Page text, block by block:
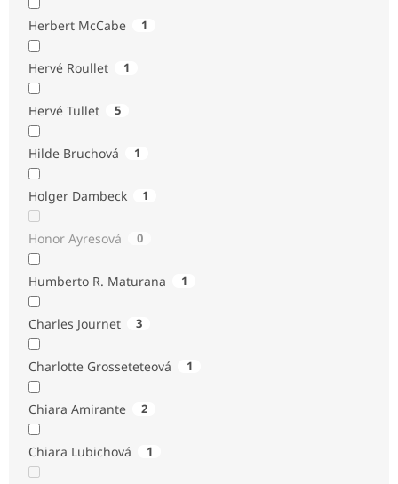
Herbert McCabe 1
Hervé Roullet 1
Hervé Tullet 5
Hilde Bruchová 1
Holger Dambeck 1
Honor Ayresová 0
Humberto R. Maturana 1
Charles Journet 3
Charlotte Grosseteteová 1
Chiara Amirante 2
Chiara Lubichová 1